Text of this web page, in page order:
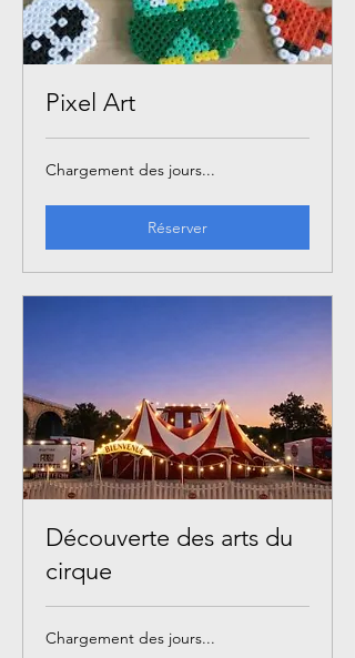
Pixel Art
Chargement des jours...
Réserver
Découverte des arts du
cirque
Chargement des jours...